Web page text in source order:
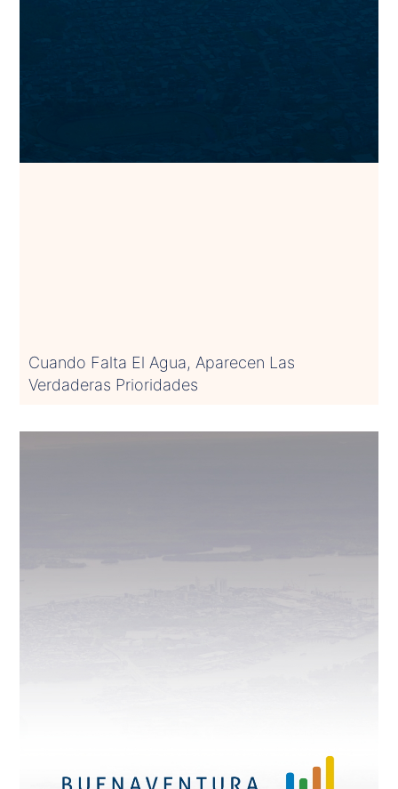
Cuando Falta El Agua, Aparecen Las
Verdaderas Prioridades